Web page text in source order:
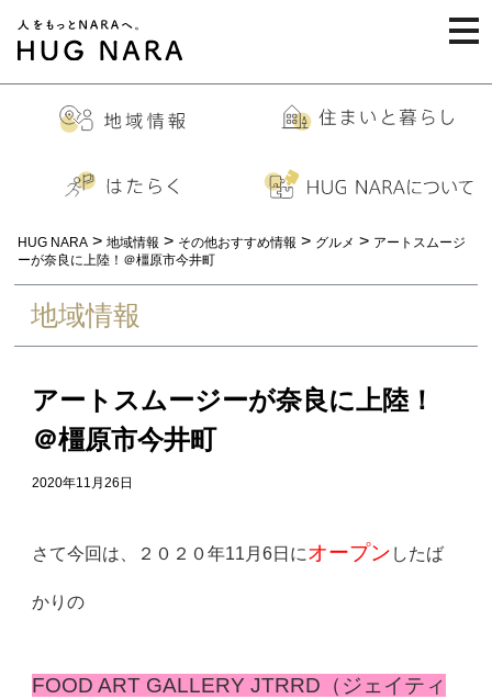
HUG NARA > 地域情報 > その他おすすめ情報 > グルメ > アートスムージ
ーが奈良に上陸！＠橿原市今井町
地域情報
アートスムージーが奈良に上陸！
＠橿原市今井町
2020年11月26日
さて今回は、２０２０年11月6日にオープン したば
かりの
FOOD ART GALLERY JTRRD（ジェイティ